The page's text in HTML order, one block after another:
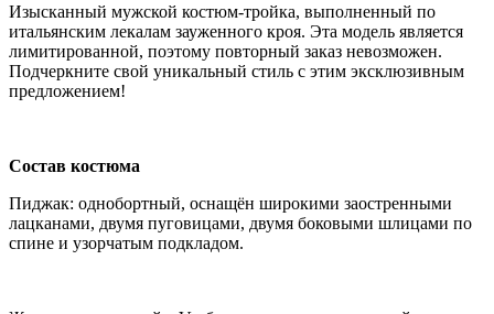
Изысканный мужской костюм-тройка, выполненный по
итальянским лекалам зауженного кроя. Эта модель является
лимитированной, поэтому повторный заказ невозможен.
Подчеркните свой уникальный стиль с этим эксклюзивным
предложением!
Состав костюма
Пиджак: однобортный, оснащён широкими заостренными
лацканами, двумя пуговицами, двумя боковыми шлицами по
спине и узорчатым подкладом.